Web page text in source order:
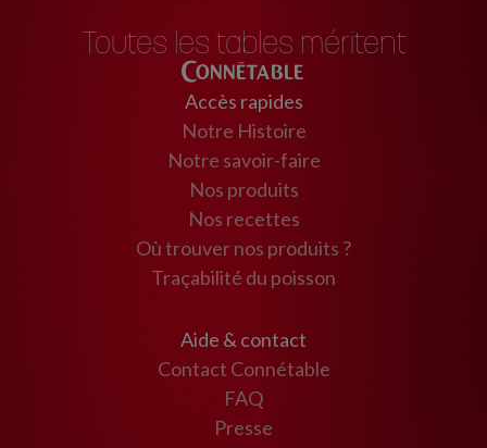
Accès rapides
Notre Histoire
Notre savoir-faire
Nos produits
Nos recettes
Où trouver nos produits ?
Traçabilité du poisson
Toutes les tables méritent
Connétable
Aide & contact
Contact Connétable
FAQ
Presse